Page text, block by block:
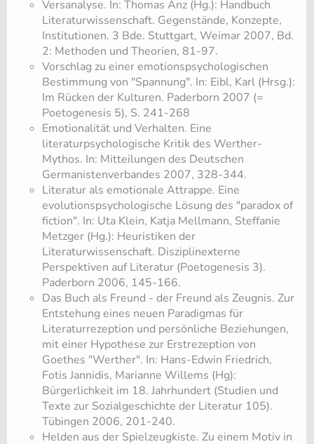
Versanalyse. In: Thomas Anz (Hg.): Handbuch
Literaturwissenschaft. Gegenstände, Konzepte,
Institutionen. 3 Bde. Stuttgart, Weimar 2007, Bd.
2: Methoden und Theorien, 81-97.
​Vorschlag zu einer emotionspsychologischen
Bestimmung von "Spannung". In: Eibl, Karl (Hrsg.):
Im Rücken der Kulturen. Paderborn 2007 (=
Poetogenesis 5), S. 241-268
​Emotionalität und Verhalten. Eine
literaturpsychologische Kritik des Werther-
Mythos. In: Mitteilungen des Deutschen
Germanistenverbandes 2007, 328-344.
Literatur als emotionale Attrappe. Eine
evolutionspsychologische Lösung des "paradox of
fiction". In: Uta Klein, Katja Mellmann, Steffanie
Metzger (Hg.): Heuristiken der
Literaturwissenschaft. Disziplinexterne
Perspektiven auf Literatur (Poetogenesis 3).
Paderborn 2006, 145-166.
Das Buch als Freund - der Freund als Zeugnis. Zur
Entstehung eines neuen Paradigmas für
Literaturrezeption und persönliche Beziehungen,
mit einer Hypothese zur Erstrezeption von
Goethes "Werther". In: Hans-Edwin Friedrich,
Fotis Jannidis, Marianne Willems (Hg):
Bürgerlichkeit im 18. Jahrhundert (Studien und
Texte zur Sozialgeschichte der Literatur 105).
Tübingen 2006, 201-240.
Helden aus der Spielzeugkiste. Zu einem Motiv in